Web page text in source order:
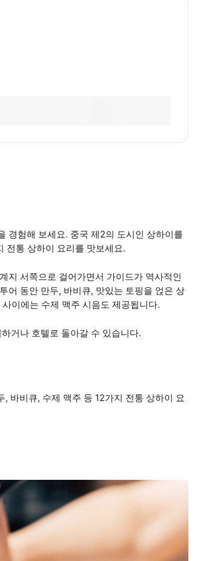
경험해 보세요. 중국 제2의 도시인 상하이를
전통 상하이 요리를 맛보세요.
지 서쪽으로 걸어가면서 가이드가 역사적인
어 동안 만두, 바비큐, 맛있는 토핑을 얹은 상
이에는 수제 맥주 시음도 제공됩니다.
거나 호텔로 돌아갈 수 있습니다.
바비큐, 수제 맥주 등 12가지 전통 상하이 요